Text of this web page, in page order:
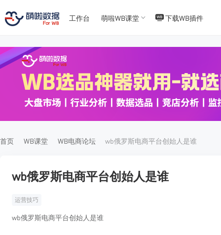
45
工作台 萌啦WB课堂 下载WB插件
首页 WB课堂 WB电商论坛 wb俄罗斯电商平台创始人是谁
wb俄罗斯电商平台创始人是谁
运营技巧
wb俄罗斯电商平台创始人是谁